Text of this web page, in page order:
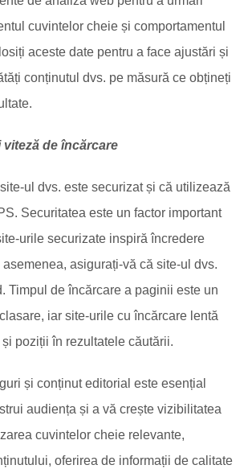
cuvintelor cheie și comportamentul
aceste date pentru a face ajustări și
conținutul dvs. pe măsură ce obțineți
viteză de încărcare
ul dvs. este securizat și că utilizează
Securitatea este un factor important
urile securizate inspiră încredere
asigurați-vă că site-ul dvs.
Timpul de încărcare a paginii este un
iar site-urile cu încărcare lentă
poziții în rezultatele căutării.
și conținut editorial este esențial
audiența și a vă crește vizibilitatea
cuvintelor cheie relevante,
oferirea de informații de calitate